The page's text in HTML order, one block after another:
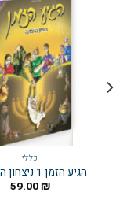
כללי
הגיע הזמן 1 ניצחון האמונה
59.00₪